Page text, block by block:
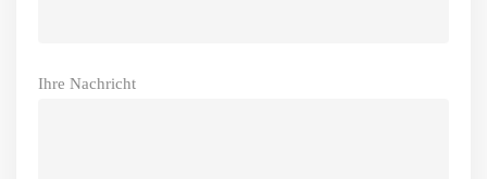
Ihre Nachricht